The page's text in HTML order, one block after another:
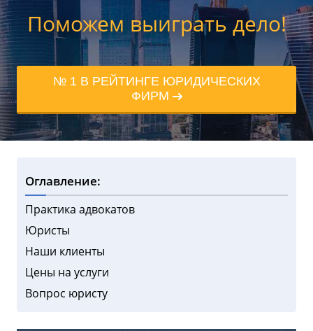
Поможем выиграть дело!
№ 1 В РЕЙТИНГЕ ЮРИДИЧЕСКИХ
ФИРМ
Оглавление:
Практика адвокатов
Юристы
Наши клиенты
Цены на услуги
Вопрос юристу